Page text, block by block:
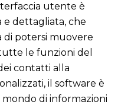
utente è
e dettagliata, che
di potersi muovere
le funzioni del
contatti alla
il software è
mondo di informazioni